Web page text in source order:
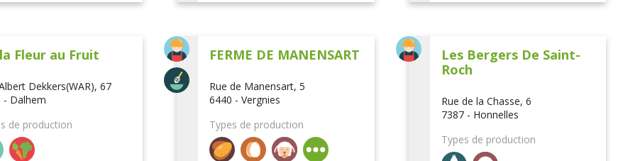
Fleur au Fruit
Dekkers(WAR), 67
- Dalhem
de production
FERME DE MANENSART
Rue de Manensart, 5
6440 - Vergnies
Types de production
Les Bergers De Saint-
Roch
Rue de la Chasse, 6
7387 - Honnelles
Types de production